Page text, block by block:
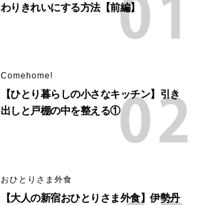
わりきれいにする方法【前編】
Comehome!
【ひとり暮らしの小さなキッチン】引き
出しと戸棚の中を整える①
おひとりさま外食
【大人の新宿おひとりさま外食】伊勢丹